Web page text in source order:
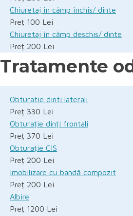
Chiuretaj în câmp închis/ dinte
Preț 100 Lei
Chiuretaj în câmp deschis/ dinte
Preț 200 Lei
Tratamente
Obturatie dinti laterali
Preț 330 Lei
Obturație dinți frontali
Preț 370 Lei
Obturație CIS
Preț 200 Lei
Imobilizare cu bandă compozit
Preț 200 Lei
Albire
Preț 1200 Lei